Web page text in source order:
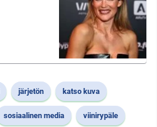
järjetön katso kuva
sosiaalinen media viinirypäle